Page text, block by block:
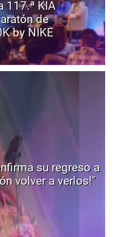
117.ª KIA
de
by NIKE
su regreso a
volver a verlos!"